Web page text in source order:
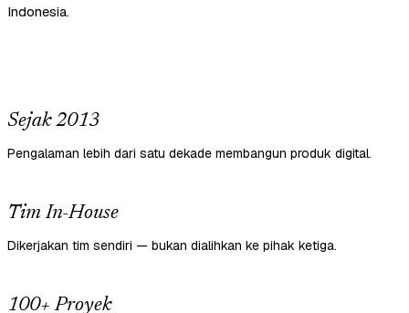
Indonesia.
Sejak 2013
Pengalaman lebih dari satu dekade membangun produk digital.
Tim In-House
Dikerjakan tim sendiri — bukan dialihkan ke pihak ketiga.
100+ Proyek